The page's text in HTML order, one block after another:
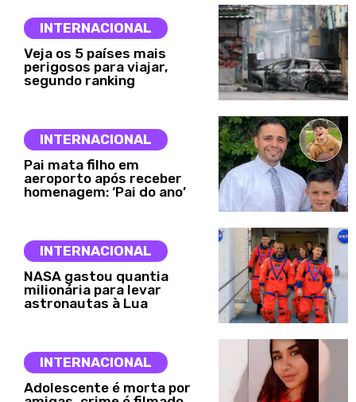
INTERNACIONAL
Veja os 5 países mais
perigosos para viajar,
segundo ranking
INTERNACIONAL
Pai mata filho em
aeroporto após receber
homenagem: ‘Pai do ano’
INTERNACIONAL
NASA gastou quantia
milionária para levar
astronautas à Lua
INTERNACIONAL
Adolescente é morta por